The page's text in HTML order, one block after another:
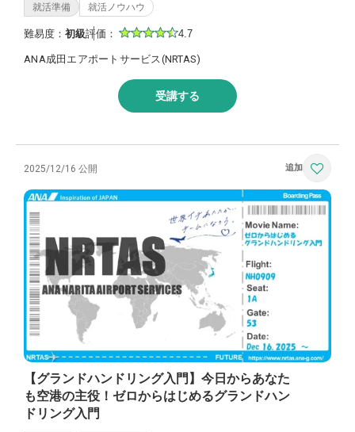
就活準備 就活ノウハウ
難易度： 初級評価： 4.7
ANA成田エアポートサービス(NRTAS)
受講する
2025/12/16 公開
【グランドハンドリング入門】今日からあなた
も空港の主役！ゼロからはじめるグランドハン
ドリング入門